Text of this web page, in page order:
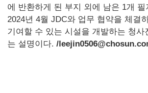
에 반환하게 된 부지 외에 남은 1개 필
2024년 4월 JDC와 업무 협약을 체결
기여할 수 있는 시설을 개발하는 청사
는 설명이다. /